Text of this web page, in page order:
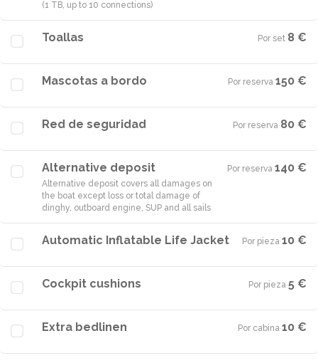
(1 TB, up to 10 connections)
Toallas Por set·8 €
Mascotas a bordo Por reserva·150 €
Red de seguridad Por reserva·80 €
Alternative deposit
Alternative deposit covers all damages on
the boat except loss or total damage of
dinghy, outboard engine, SUP and all sails
Por reserva·140 €
Automatic Inflatable Life Jacket Por pieza·10 €
Cockpit cushions Por pieza·5 €
Extra bedlinen Por cabina·10 €